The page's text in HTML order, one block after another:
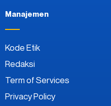
Manajemen
Kode Etik
Redaksi
Term of Services
Privacy Policy